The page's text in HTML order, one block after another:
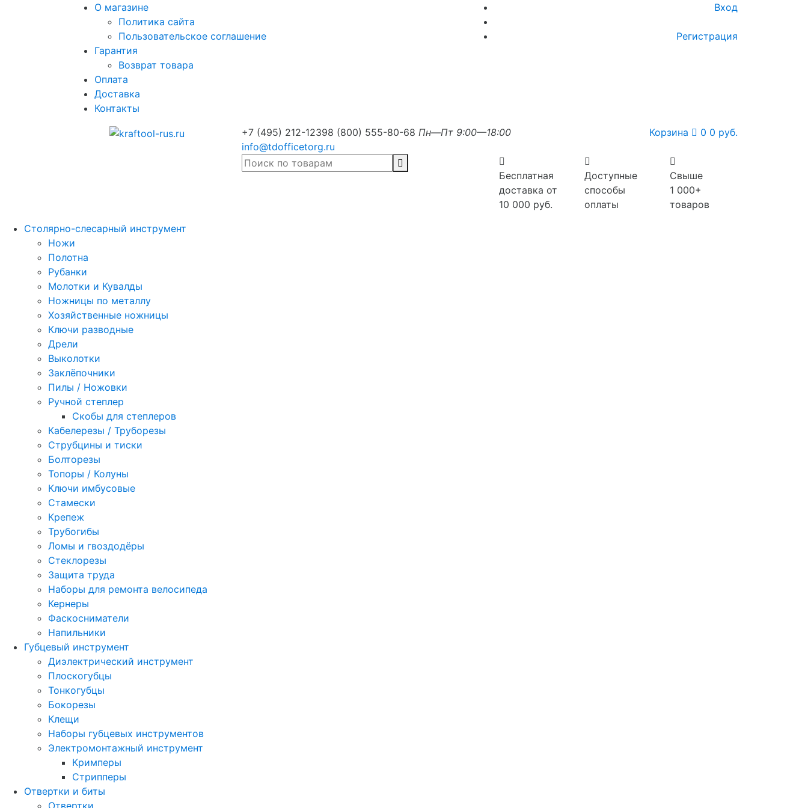
О магазине
Политика сайта
Пользовательское соглашение
Гарантия
Возврат товара
Оплата
Доставка
Контакты
Вход
Регистрация
+7 (495) 212-12398 (800) 555-80-68 Пн—Пт 9:00—18:00
info@tdofficetorg.ru
Корзина 0 0 руб.
Бесплатная
доставка от
10 000 руб.
Доступные
способы
оплаты
Свыше
1 000+
товаров
Столярно-слесарный инструмент
Ножи
Полотна
Рубанки
Молотки и Кувалды
Ножницы по металлу
Хозяйственные ножницы
Ключи разводные
Дрели
Выколотки
Заклёпочники
Пилы / Ножовки
Ручной степлер
Скобы для степлеров
Кабелерезы / Труборезы
Струбцины и тиски
Болторезы
Топоры / Колуны
Ключи имбусовые
Стамески
Крепеж
Трубогибы
Ломы и гвоздодёры
Стеклорезы
Защита труда
Наборы для ремонта велосипеда
Кернеры
Фаскосниматели
Напильники
Губцевый инструмент
Диэлектрический инструмент
Плоскогубцы
Тонкогубцы
Бокорезы
Клещи
Наборы губцевых инструментов
Электромонтажный инструмент
Кримперы
Стрипперы
Отвертки и биты
Отвертки